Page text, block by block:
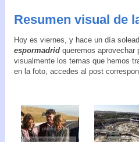
Resumen visual de
Hoy es viernes, y hace un día
espormadrid queremos aprovechar
visualmente los temas que hemos
en la foto, accedes al post